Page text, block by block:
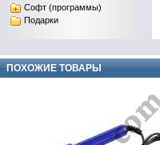
Софт (программы)
Подарки
ПОХОЖИЕ ТОВАРЫ